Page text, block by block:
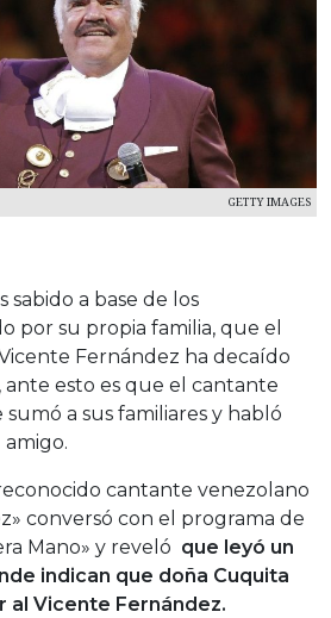
GETTY IMAGES
a base de los
por su propia familia, que el
Fernández ha decaído
esto es que el cantante
a sus familiares y habló
cantante venezolano
conversó con el programa de
Mano» y reveló que leyó un
indican que doña Cuquita
al Vicente Fernández.